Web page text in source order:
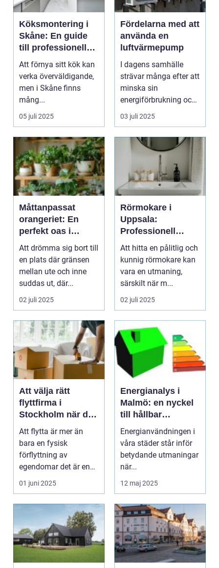
Köksmontering i
Skåne: En guide
till professionell
köksrenovering
Att förnya sitt kök kan
verka överväldigande,
men i Skåne finns
mång...
05 juli 2025
Fördelarna med att
använda en
luftvärmepump
I dagens samhälle
strävar många efter att
minska sin
energiförbrukning och
de n...
03 juli 2025
Måttanpassat
orangeriet: En
perfekt oas i
trädgården
Att drömma sig bort till
en plats där gränsen
mellan ute och inne
suddas ut, där...
02 juli 2025
Rörmokare i
Uppsala:
Professionell
service och
expertkunskap
Att hitta en pålitlig och
kunnig rörmokare kan
vara en utmaning,
särskilt när m...
02 juli 2025
Att välja rätt
flyttfirma i
Stockholm när det
är dags för nya
äventyr
Att flytta är mer än
bara en fysisk
förflyttning av
egendomar det är en
ny b&oum...
01 juni 2025
Energianalys i
Malmö: en nyckel
till hållbar
utveckling
Energianvändningen i
våra städer står inför
betydande utmaningar
när...
12 maj 2025